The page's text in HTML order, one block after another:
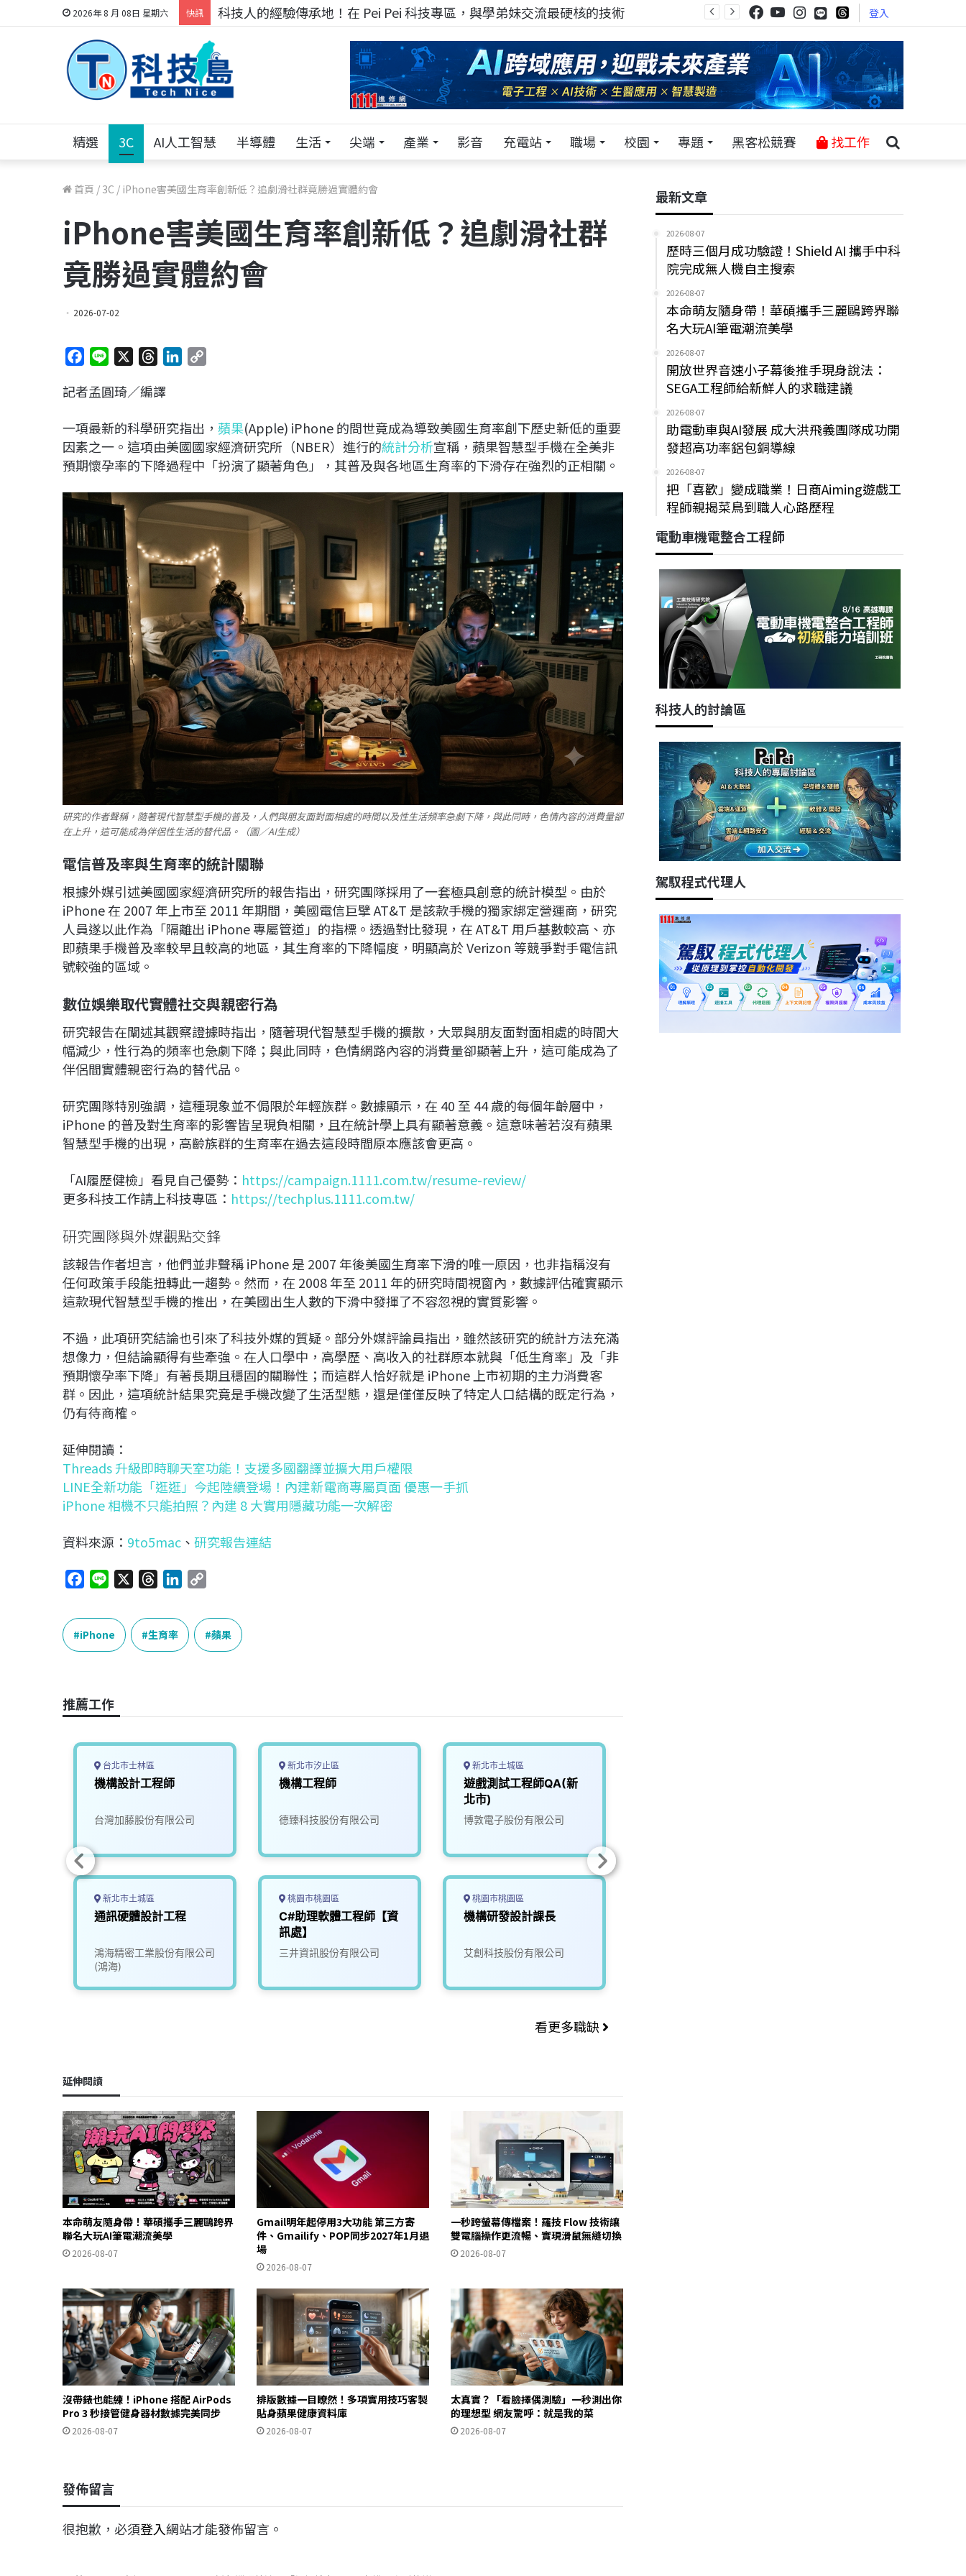
2026年 8 月 08日 星期六 快訊 科技人的經驗傳承地！在 Pei Pei 科技專區，與學弟妹交流最硬核的技術 登入
精選 3C AI人工智慧 半導體 生活 尖端 產業 影音 充電站 職場 校園 專題 黑客松競賽 找工作
首頁 / 3C / iPhone害美國生育率創新低？追劇滑社群竟勝過實體約會
iPhone害美國生育率創新低？追劇滑社群
竟勝過實體約會
2026-07-02
c
b
o
o
n
r
a
d
s
e
d
I
L
i
記者孟圓琦／編譯
一項最新的科學研究指出， 蘋果(Apple) iPhone 的問世竟成為導致美國生育率創下歷史新低的重要
因素之一。這項由美國國家經濟研究所（NBER）進行的統計分析宣稱，蘋果智慧型手機在全美非
預期懷孕率的下降過程中「扮演了顯著角色」，其普及與各地區生育率的下滑存在強烈的正相關。
研究的作者聲稱，隨著現代智慧型手機的普及，人們與朋友面對面相處的時間以及性生活頻率急劇下降，與此同時，色情內容的消費量卻
在上升，這可能成為伴侶性生活的替代品。（圖／AI生成）
電信普及率與生育率的統計關聯
根據外媒引述美國國家經濟研究所的報告指出，研究團隊採用了一套極具創意的統計模型。由於
iPhone 在 2007 年上市至 2011 年期間，美國電信巨擘 AT&T 是該款手機的獨家綁定營運商，研究
人員遂以此作為「隔離出 iPhone 專屬管道」的指標。透過對比發現，在 AT&T 用戶基數較高、亦
即蘋果手機普及率較早且較高的地區，其生育率的下降幅度，明顯高於 Verizon 等競爭對手電信訊
號較強的區域。
數位娛樂取代實體社交與親密行為
研究報告在闡述其觀察證據時指出，隨著現代智慧型手機的擴散，大眾與朋友面對面相處的時間大
幅減少，性行為的頻率也急劇下降；與此同時，色情網路內容的消費量卻顯著上升，這可能成為了
伴侶間實體親密行為的替代品。
研究團隊特別強調，這種現象並不侷限於年輕族群。數據顯示，在 40 至 44 歲的每個年齡層中，
iPhone 的普及對生育率的影響皆呈現負相關，且在統計學上具有顯著意義。這意味著若沒有蘋果
智慧型手機的出現，高齡族群的生育率在過去這段時間原本應該會更高。
「AI履歷健檢」看見自己優勢： https://campaign.1111.com.tw/resume-review/
更多科技工作請上科技專區： https://techplus.1111.com.tw/
研究團隊與外媒觀點交鋒
該報告作者坦言，他們並非聲稱 iPhone 是 2007 年後美國生育率下滑的唯一原因，也非指稱沒有
任何政策手段能扭轉此一趨勢。然而，在 2008 年至 2011 年的研究時間視窗內，數據評估確實顯示
這款現代智慧型手機的推出，在美國出生人數的下滑中發揮了不容忽視的實質影響。
不過，此項研究結論也引來了科技外媒的質疑。部分外媒評論員指出，雖然該研究的統計方法充滿
想像力，但結論顯得有些牽強。在人口學中，高學歷、高收入的社群原本就與「低生育率」及「非
預期懷孕率下降」有著長期且穩固的關聯性；而這群人恰好就是 iPhone 上市初期的主力消費客
群。因此，這項統計結果究竟是手機改變了生活型態，還是僅僅反映了特定人口結構的既定行為，
仍有待商榷。
延伸閱讀：
Threads 升級即時聊天室功能！支援多國翻譯並擴大用戶權限
LINE全新功能「逛逛」今起陸續登場！內建新電商專屬頁面 優惠一手抓
iPhone 相機不只能拍照？內建 8 大實用隱藏功能一次解密
資料來源： 9to5mac 、 研究報告連結
c
e
b
k
n
e
r
e
a
k
e
p
y
L
iPhone 生育率 蘋果
推薦工作
台北市士林區
機構設計工程師
台灣加藤股份有限公司
新北市土城區
通訊硬體設計工程
鴻海精密工業股份有限公司
(鴻海)
新北市汐止區
機構工程師
德臻科技股份有限公司
桃園市桃園區
C#助理軟體工程師【資
訊處】
三井資訊股份有限公司
新北市土城區
遊戲測試工程師QA(新
北市)
博敦電子股份有限公司
桃園市桃園區
機構研發設計課長
艾創科技股份有限公司
看更多職缺
延伸閱讀
本命萌友隨身帶！華碩攜手三麗鷗跨界
聯名大玩AI筆電潮流美學
2026-08-07
Gmail明年起停用3大功能 第三方寄
件、Gmailify、POP同步2027年1月退
場
2026-08-07
一秒跨螢幕傳檔案！羅技 Flow 技術讓
雙電腦操作更流暢、實現滑鼠無縫切換
2026-08-07
沒帶錶也能練！iPhone 搭配 AirPods
Pro 3 秒接管健身器材數據完美同步
2026-08-07
排版數據一目瞭然！多項實用技巧客製
貼身蘋果健康資料庫
2026-08-07
太真實？「看臉擇偶測驗」一秒測出你
的理想型 網友驚呼：就是我的菜
2026-08-07
發佈留言
很抱歉，必須登入網站才能發佈留言。
最新文章
2026-08-07
歷時三個月成功驗證！Shield AI 攜手中科
院完成無人機自主搜索
2026-08-07
本命萌友隨身帶！華碩攜手三麗鷗跨界聯
名大玩AI筆電潮流美學
2026-08-07
開放世界音速小子幕後推手現身說法：
SEGA工程師給新鮮人的求職建議
2026-08-07
助電動車與AI發展 成大洪飛義團隊成功開
發超高功率鋁包銅導線
2026-08-07
把「喜歡」變成職業！日商Aiming遊戲工
程師親揭菜鳥到職人心路歷程
電動車機電整合工程師
科技人的討論區
駕馭程式代理人